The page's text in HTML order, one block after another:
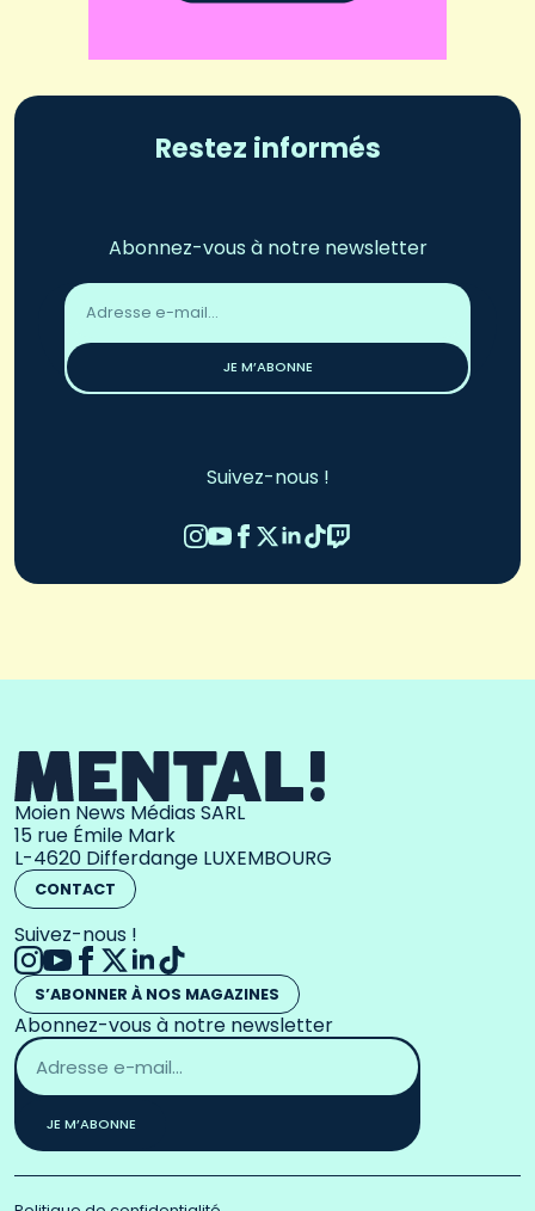
Restez informés
Abonnez-vous à notre newsletter
Adresse
email
JE M’ABONNE
Suivez-nous !
Moien News Médias SARL
15 rue Émile Mark
L-4620 Differdange LUXEMBOURG
CONTACT
Suivez-nous !
S’ABONNER À NOS MAGAZINES
Abonnez-vous à notre newsletter
Adresse
email
*
JE M’ABONNE